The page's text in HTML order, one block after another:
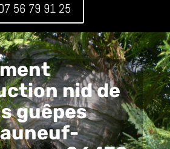
56 79 91 25
nid de
guêpes